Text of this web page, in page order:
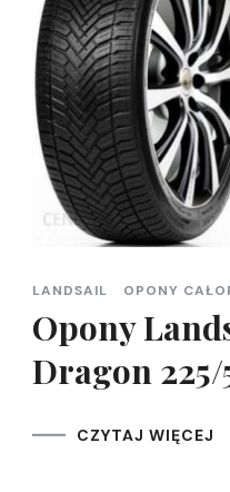
LANDSAIL OPONY
Opony
Dragon 225/
CZYTAJ WIĘCEJ